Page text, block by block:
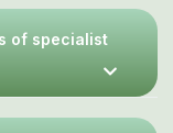
of specialist